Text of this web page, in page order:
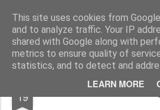
This site uses cookies from
and to analyze traffic. Your IP
shared with Google along with
metrics to ensure quality of
statistics, and to detect and
LEARN MORE
kandochsmal.se
Start
19 Solidaritet - en